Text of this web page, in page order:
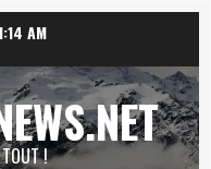
AM
!